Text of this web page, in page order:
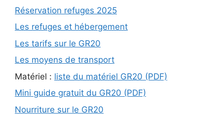
Réservation refuges 2025
Les refuges et hébergement
Les tarifs sur le GR20
Les moyens de transport
Matériel : liste du matériel GR20 (PDF)
Mini guide gratuit du GR20 (PDF)
Nourriture sur le GR20